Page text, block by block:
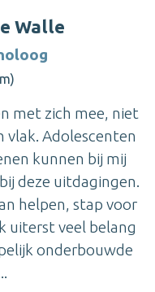
Walle
met zich mee, niet
vlak. Adolescenten
kunnen bij mij
deze uitdagingen.
helpen, stap voor
uiterst veel belang
onderbouwde